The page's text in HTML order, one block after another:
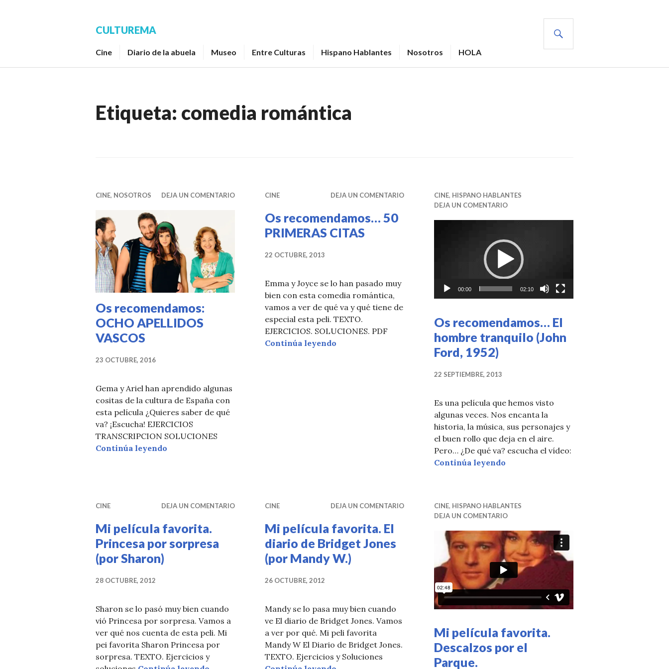
CULTUREMA
Cine Diario de la abuela Museo Entre Culturas Hispano Hablantes Nosotros HOLA
Etiqueta: comedia romántica
CINE, NOSOTROS DEJA UN COMENTARIO
Os recomendamos:
OCHO APELLIDOS
VASCOS
23 OCTUBRE, 2016
Gema y Ariel han aprendido algunas
cositas de la cultura de España con
esta película ¿Quieres saber de qué
va? ¡Escucha! EJERCICIOS
TRANSCRIPCION SOLUCIONES
Continúa leyendo
CINE DEJA UN COMENTARIO
Os recomendamos… 50
PRIMERAS CITAS
22 OCTUBRE, 2013
Emma y Joyce se lo han pasado muy
bien con esta comedia romántica,
vamos a ver de qué va y qué tiene de
especial esta peli. TEXTO.
EJERCICIOS. SOLUCIONES. PDF
Continúa leyendo Os recomendamos… 50 PRIMERAS CITAS
CINE, HISPANO HABLANTES
DEJA UN COMENTARIO
00:00 02:10
Os recomendamos… El
hombre tranquilo (John
Ford, 1952)
22 SEPTIEMBRE, 2013
Es una película que hemos visto
algunas veces. Nos encanta la
historia, la música, sus personajes y
el buen rollo que deja en el aire.
Pero… ¿De qué va? escucha el vídeo:
Continúa leyendo
CINE DEJA UN COMENTARIO
Mi película favorita.
Princesa por sorpresa
(por Sharon)
28 OCTUBRE, 2012
Sharon se lo pasó muy bien cuando
vió Princesa por sorpresa. Vamos a
ver qué nos cuenta de esta peli. Mi
pei favorita Sharon Princesa por
sorpresa. TEXTO. Ejercicios y
CINE DEJA UN COMENTARIO
Mi película favorita. El
diario de Bridget Jones
(por Mandy W.)
26 OCTUBRE, 2012
Mandy se lo pasa muy bien cuando
ve El diario de Bridget Jones. Vamos
a ver por qué. Mi peli favorita
Mandy W El Diario de Bridget Jones.
TEXTO. Ejercicios y Soluciones
CINE, HISPANO HABLANTES
DEJA UN COMENTARIO
Mi película favorita.
Descalzos por el
Parque.